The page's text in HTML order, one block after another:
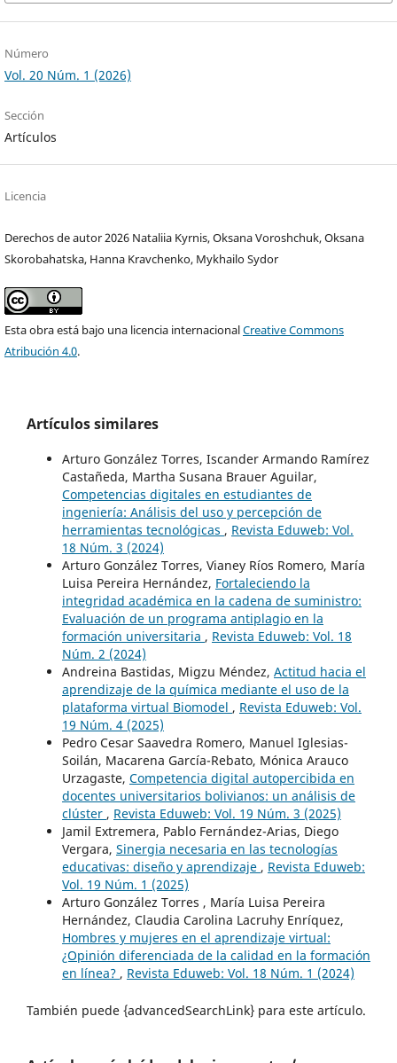
Número
Vol. 20 Núm. 1 (2026)
Sección
Artículos
Licencia
Derechos de autor 2026 Nataliia Kyrnis, Oksana Voroshchuk, Oksana
Skorobahatska, Hanna Kravchenko, Mykhailo Sydor
Esta obra está bajo una licencia internacionalCreative Commons
Atribución 4.0.
Artículos similares
Arturo González Torres, Iscander Armando Ramírez
Castañeda, Martha Susana Brauer Aguilar,
Competencias digitales en estudiantes de
ingeniería: Análisis del uso y percepción de
herramientas tecnológicas , Revista Eduweb: Vol.
18 Núm. 3 (2024)
Arturo González Torres, Vianey Ríos Romero, María
Luisa Pereira Hernández, Fortaleciendo la
integridad académica en la cadena de suministro:
Evaluación de un programa antiplagio en la
formación universitaria , Revista Eduweb: Vol. 18
Núm. 2 (2024)
Andreina Bastidas, Migzu Méndez, Actitud hacia el
aprendizaje de la química mediante el uso de la
plataforma virtual Biomodel , Revista Eduweb: Vol.
19 Núm. 4 (2025)
Pedro Cesar Saavedra Romero, Manuel Iglesias-
Soilán, Macarena García-Rebato, Mónica Arauco
Urzagaste, Competencia digital autopercibida en
docentes universitarios bolivianos: un análisis de
clúster , Revista Eduweb: Vol. 19 Núm. 3 (2025)
Jamil Extremera, Pablo Fernández-Arias, Diego
Vergara, Sinergia necesaria en las tecnologías
educativas: diseño y aprendizaje , Revista Eduweb:
Vol. 19 Núm. 1 (2025)
Arturo González Torres , María Luisa Pereira
Hernández, Claudia Carolina Lacruhy Enríquez,
Hombres y mujeres en el aprendizaje virtual:
¿Opinión diferenciada de la calidad en la formación
en línea? , Revista Eduweb: Vol. 18 Núm. 1 (2024)
También puede {advancedSearchLink} para este artículo.